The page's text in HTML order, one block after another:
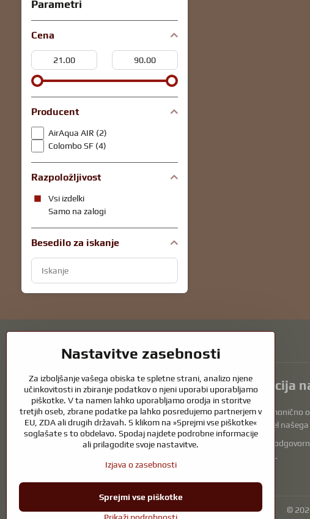
Parametri
Cena
Od:
Za:
Producent
AirAqua AIR (2)
Colombo SF (4)
Razpoložljivost
Vsi izdelki
Samo na zalogi
Besedilo za iskanje
Iskanje
rezultatov
filtriranja
polnem
Vrtni ribniki in oprema za konje – kombinacija
Vrtni ribniki so čudovit dodatek k vsaki zunanjosti in ustvarjajo harmonično
zdrav ribnik skozi vse leto. Enako pomembna je skrb za živali, ki so del
Konji potrebujejo kakovostno jahalno opremo, pravilno prehrano in
ki podpira naravno ravnovesje, varnost in dobro počutje živali in ljudi.
©
Nastavitve zasebnosti
Za izboljšanje vašega obiska te spletne strani, analizo njene
učinkovitosti in zbiranje podatkov o njeni uporabi uporabljamo
piškotke. V ta namen lahko uporabljamo orodja in storitve
tretjih oseb, zbrane podatke pa lahko posredujemo partnerjem v
EU, ZDA ali drugih državah. S klikom na »Sprejmi vse piškotke«
soglašate s to obdelavo. Spodaj najdete podrobne informacije
ali prilagodite svoje nastavitve.
Izjava o zasebnosti
Sprejmi vse piškotke